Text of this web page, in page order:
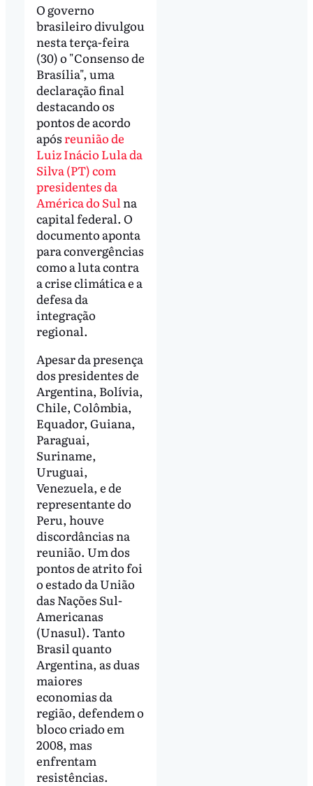
O governo
brasileiro divulgou
nesta terça-feira
(30) o "Consenso de
Brasília", uma
declaração final
destacando os
pontos de acordo
após reunião de
Luiz Inácio Lula da
Silva (PT) com
presidentes da
América do Sulna
capital federal. O
documento aponta
para convergências
como a luta contra
a crise climática e a
defesa da
integração
regional.
Apesar da presença
dos presidentes de
Argentina, Bolívia,
Chile, Colômbia,
Equador, Guiana,
Paraguai,
Suriname,
Uruguai,
Venezuela, e de
representante do
Peru, houve
discordâncias na
reunião. Um dos
pontos de atrito foi
o estado da União
das Nações Sul-
Americanas
(Unasul). Tanto
Brasil quanto
Argentina, as duas
maiores
economias da
região, defendem o
bloco criado em
2008, mas
enfrentam
resistências.